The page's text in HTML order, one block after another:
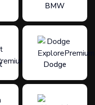
BMW
Dodge